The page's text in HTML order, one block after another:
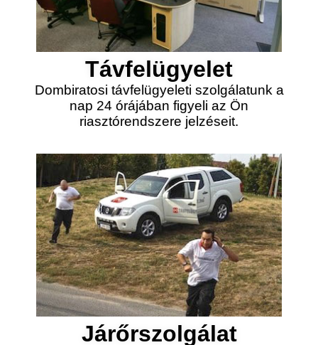
Távfelügyelet
Dombiratosi távfelügyeleti szolgálatunk a
nap 24 órájában figyeli az Ön
riasztórendszere jelzéseit.
Járőrszolgálat